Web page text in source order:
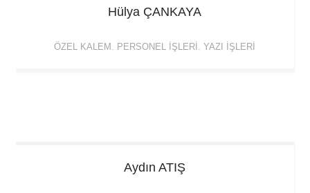
Hülya ÇANKAYA
ÖZEL KALEM. PERSONEL İŞLERI. YAZI İŞLERI
Aydın ATIŞ